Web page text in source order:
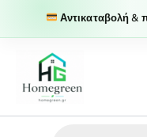
Αντικαταβολή
περιεχόμενο